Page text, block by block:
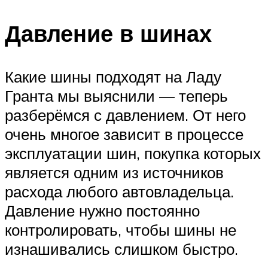
Давление в шинах
Какие шины подходят на Ладу
Гранта мы выяснили — теперь
разберёмся с давлением. От него
очень многое зависит в процессе
эксплуатации шин, покупка которых
является одним из источников
расхода любого автовладельца.
Давление нужно постоянно
контролировать, чтобы шины не
изнашивались слишком быстро.